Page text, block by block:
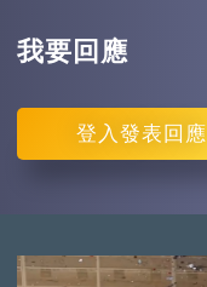
我要回應
登入 發表回應